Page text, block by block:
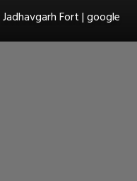
Jadhavgarh Fort | google